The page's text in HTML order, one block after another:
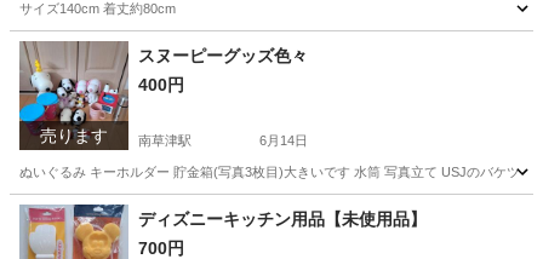
サイズ140cm 着丈約80cm
滋賀 草津市 南草津駅 キッズ用品
売ります
スヌーピーグッズ色々
400円
南草津駅 6月14日
ぬいぐるみ キーホルダー 貯金箱(写真3枚目)大きいです 水筒 写真立て USJのバケツ
滋賀 草津市 南草津駅 おもちゃ マグカップ
ディズニーキッチン用品【未使用品】
700円